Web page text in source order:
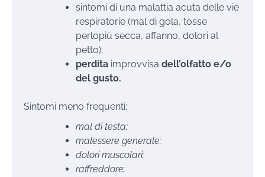
sintomi di una malattia acuta delle vie
respiratorie (mal di gola, tosse
perlopiù secca, affanno, dolori al
petto);
perdita improvvisa dell’olfatto e/o
del gusto.
Sintomi meno frequenti:
mal di testa;
malessere generale;
dolori muscolari;
raffreddore;